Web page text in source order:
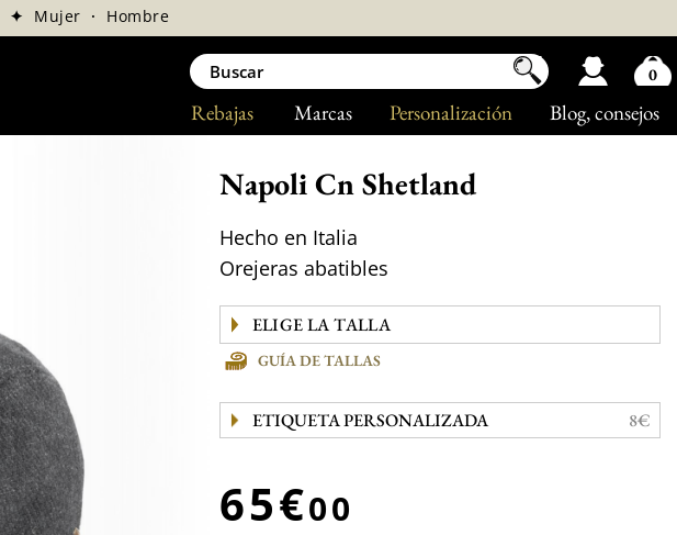
Blog, consejos
Personalización
Marcas
Rebajas
✦ Mujer · Hombre
Napoli Cn Shetland
Hecho en Italia
Orejeras abatibles
GUÍA DE TALLAS
ETIQUETA PERSONALIZADA 8€
65€00
0